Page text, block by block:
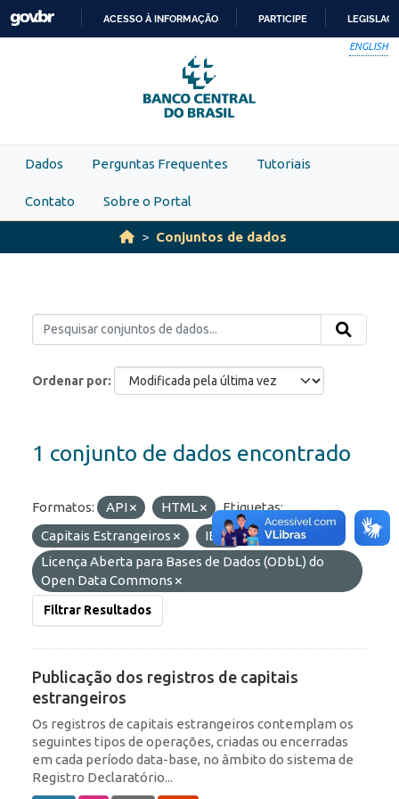
Skip to main content
PARA
O
CONTEÚDO
ACESSO À INFORMAÇÃO PARTICIPE
ENGLISH
Dados Perguntas Frequentes Tutoriais
Contato Sobre o Portal
Conjuntos de dados
Ordenar por
1 conjunto de dados encontrado
Formatos: API HTML
Etiquetas:
Capitais Estrangeiros
IED
Licenças:
Licença Aberta para Bases de Dados (ODbL) do
Open Data Commons
Filtrar Resultados
Publicação dos registros de capitais
estrangeiros
Os registros de capitais estrangeiros contemplam os
seguintes tipos de operações, criadas ou encerradas
em cada período data-base, no âmbito do sistema de
Registro Declaratório...